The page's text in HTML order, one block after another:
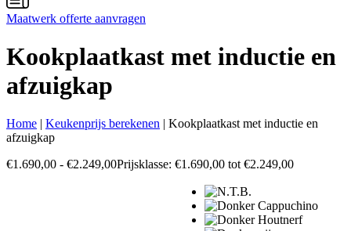
Maatwerk offerte aanvragen
Kookplaatkast met inductie en
afzuigkap
Home | Keukenprijs berekenen | Kookplaatkast met inductie en
afzuigkap
€1.690,00 - €2.249,00Prijsklasse: €1.690,00 tot €2.249,00